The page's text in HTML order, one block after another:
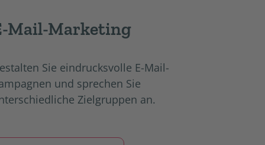
Mail-Marketing
Sie eindrucksvolle E-Mail-
und sprechen Sie
Zielgruppen an.